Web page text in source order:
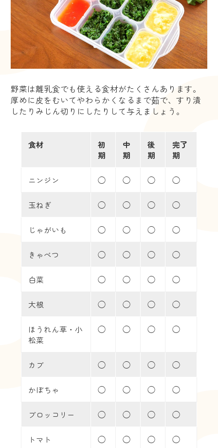
野菜は離乳食でも使える食材がたくさんあります。
厚めに皮をむいてやわらかくなるまで茹で、すり潰
したりみじん切りにしたりして与えましょう。
食材
初
期
中
期
後
期
完了
期
ニンジン ◯ ◯ ◯ ◯
玉ねぎ ◯ ◯ ◯ ◯
じゃがいも ◯ ◯ ◯ ◯
きゃべつ ◯ ◯ ◯ ◯
白菜 ◯ ◯ ◯ ◯
大根 ◯ ◯ ◯ ◯
ほうれん草・小
松菜
◯ ◯ ◯ ◯
カブ ◯ ◯ ◯ ◯
かぼちゃ ◯ ◯ ◯ ◯
ブロッコリー ◯ ◯ ◯ ◯
トマト ◯ ◯ ◯ ◯